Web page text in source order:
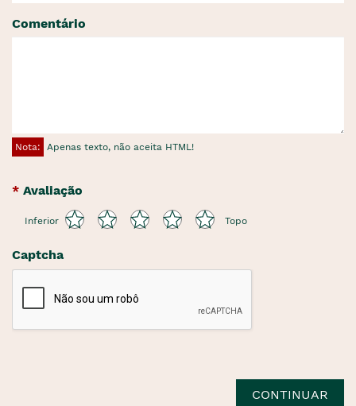
Comentário
Nota: Apenas texto, não aceita HTML!
Avaliação
Inferior Topo
Captcha
CONTINUAR